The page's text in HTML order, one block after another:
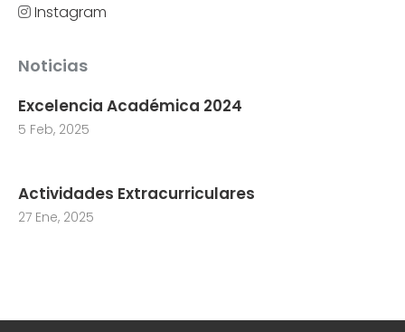
Instagram
Noticias
Excelencia Académica 2024
5 Feb, 2025
Actividades Extracurriculares
27 Ene, 2025